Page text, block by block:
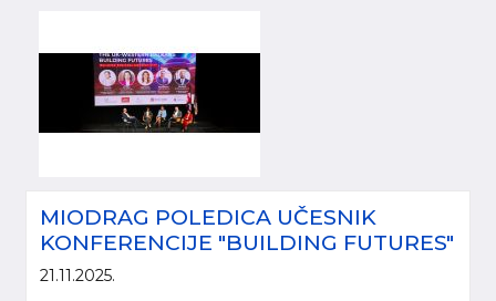
MIODRAG POLEDICA UČESNIK
KONFERENCIJE "BUILDING FUTURES"
21.11.2025.